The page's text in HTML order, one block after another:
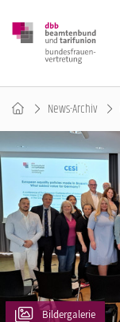
News-Archiv
Bildergalerie